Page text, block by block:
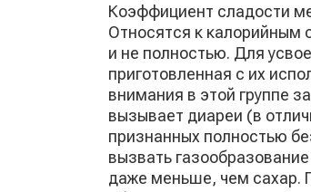
Коэффициент сладости
Относятся к калорийным
и не полностью. Для
приготовленная с их
внимания в этой группе
вызывает диареи (в
признанных полностью
вызвать
даже меньше, чем сахар.